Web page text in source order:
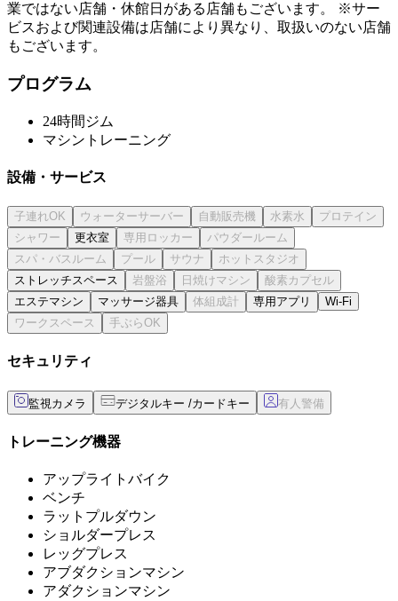
業ではない店舗・休館日がある店舗もございます。 ※サー
ビスおよび関連設備は店舗により異なり、取扱いのない店舗
もございます。
プログラム
24時間ジム
マシントレーニング
設備・サービス
更衣室
ストレッチスペース
エステマシン
マッサージ器具 専用アプリ Wi-Fi
セキュリティ
監視カメラ デジタルキー /カードキー
トレーニング機器
アップライトバイク
ベンチ
ラットプルダウン
ショルダープレス
レッグプレス
アブダクションマシン
アダクションマシン